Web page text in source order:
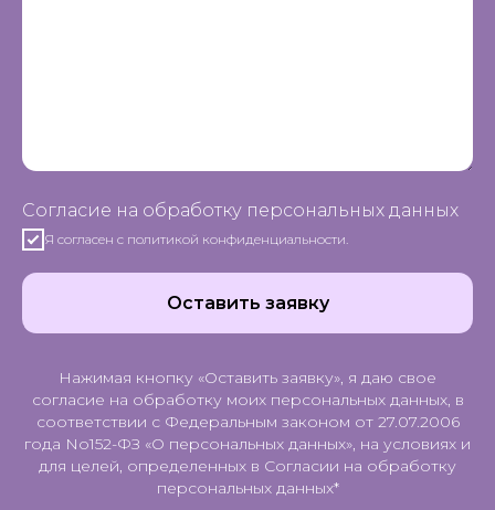
Согласие на обработку персональных данных
Я согласен с политикой конфиденциальности.
Оставить заявку
Нажимая кнопку «Оставить заявку», я даю свое
согласие на обработку моих персональных данных, в
соответствии с Федеральным законом от 27.07.2006
года No152-ФЗ «О персональных данных», на условиях и
для целей, определенных в Согласии на обработку
персональных данных*